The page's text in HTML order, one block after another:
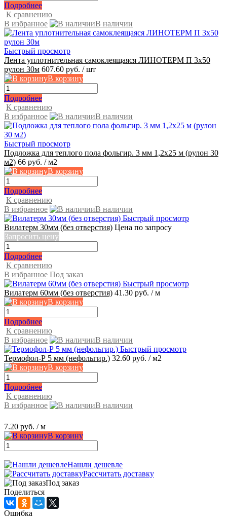
Подробнее
К сравнению
В избранное
В наличии
Быстрый просмотр
Лента уплотнительная самоклеящаяся ЛИНОТЕРМ П 3х50
рулон 30м 607.60 руб. / шт
В корзину
Подробнее
К сравнению
В избранное
В наличии
Быстрый просмотр
Подложка для теплого пола фольгир. 3 мм 1,2x25 м (рулон 30
м2) 66 руб. / м2
В корзину
Подробнее
К сравнению
В избранное
В наличии
Быстрый просмотр
Вилатерм 30мм (без отверстия) Цена по запросу
Запросить цену
Подробнее
К сравнению
В избранное Под заказ
Быстрый просмотр
Вилатерм 60мм (без отверстия) 41.30 руб. / м
В корзину
Подробнее
К сравнению
В избранное
В наличии
Быстрый просмотр
Термофол-Р 5 мм (нефольгир.) 32.60 руб. / м2
В корзину
Подробнее
К сравнению
В избранное
В наличии
7.20 руб. / м
В корзину
Нашли дешевле
Рассчитать доставку
Под заказ
Поделиться
Ошибка